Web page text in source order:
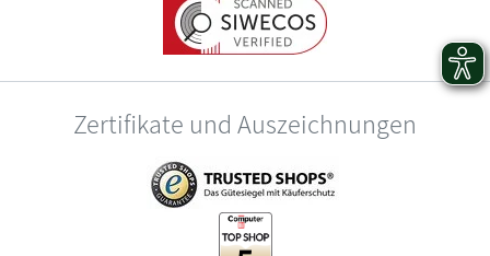
Zertifikate und Auszeichnungen